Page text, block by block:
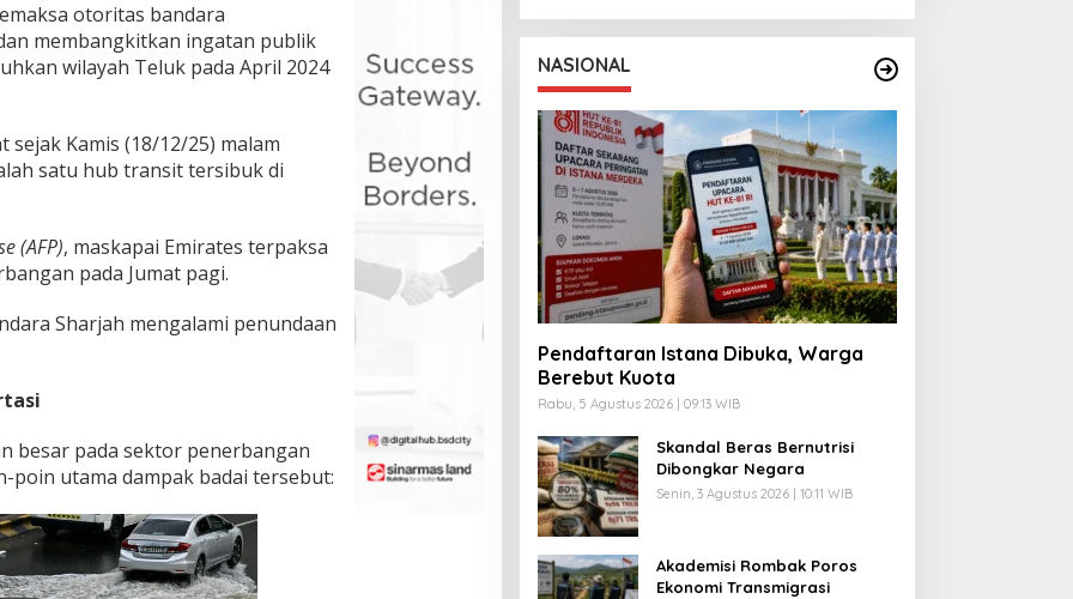
otoritas bandara
membangkitkan ingatan publik
wilayah Teluk pada April 2024
Kamis (18/12/25) malam
satu hub transit tersibuk di
(AFP), maskapai Emirates terpaksa
pada Jumat pagi.
Sharjah mengalami penundaan
besar pada sektor penerbangan
poin utama dampak badai tersebut:
NASIONAL
Pendaftaran Istana Dibuka, Warga
Berebut Kuota
Rabu, 5 Agustus 2026 | 09:13 WIB
Skandal Beras Bernutrisi
Dibongkar Negara
Senin, 3 Agustus 2026 | 10:11 WIB
Akademisi Rombak Poros
Ekonomi Transmigrasi